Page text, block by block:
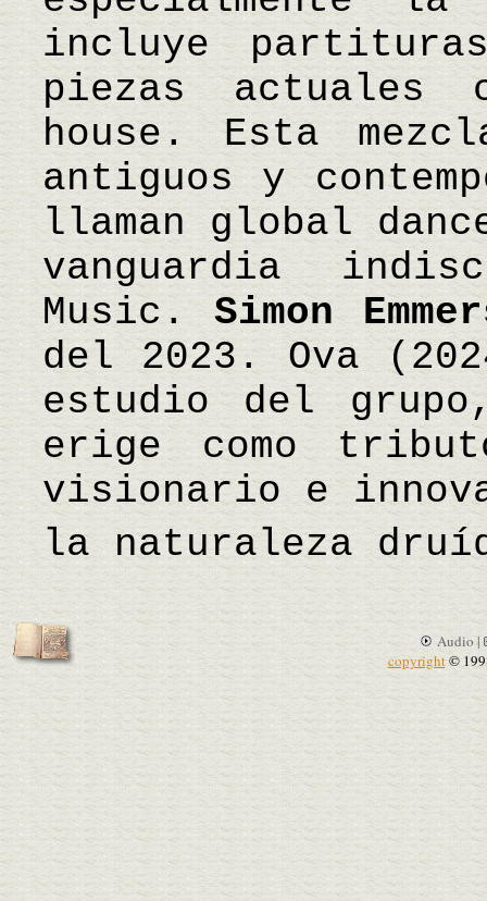
incluye
piezas
house. Esta
antiguos y
llaman global
vanguardia
Music.Simon
del 2023. Ova
estudio del
erige como
visionario e
la naturaleza
Audio |
copyright©